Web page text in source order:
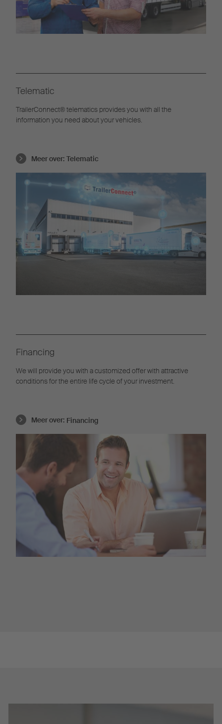
Telematic
TrailerConnect® telematics provides you with all the
information you need about your vehicles.
Meer over: Telematic
Financing
We will provide you with a customized offer with attractive
conditions for the entire life cycle of your investment.
Meer over: Financing